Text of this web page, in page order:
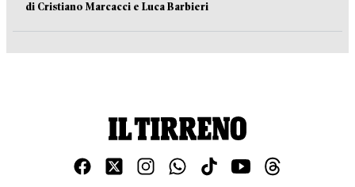
di Cristiano Marcacci e Luca Barbieri